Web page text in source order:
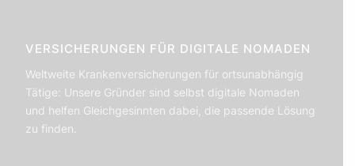
VERSICHERUNGEN FÜR DIGITALE NOMADEN
Weltweite Krankenversicherungen für ortsunabhängig
Tätige: Unsere Gründer sind selbst digitale Nomaden
und helfen Gleichgesinnten dabei, die passende Lösung
zu finden.